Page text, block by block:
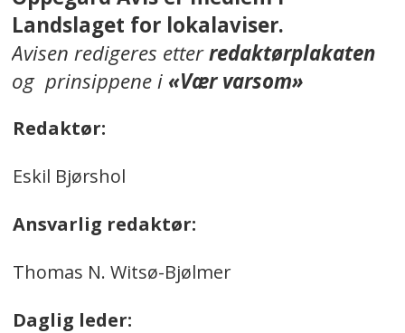
Landslaget for lokalaviser.
Avisen redigeres etterredaktørplakaten
og prinsippene i«Vær varsom»
Redaktør:
Eskil Bjørshol
Ansvarlig redaktør:
Thomas N. Witsø-Bjølmer
Daglig leder: